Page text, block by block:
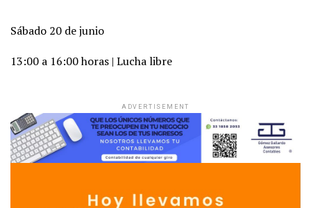
Sábado 20 de junio
13:00 a 16:00 horas | Lucha libre
ADVERTISEMENT